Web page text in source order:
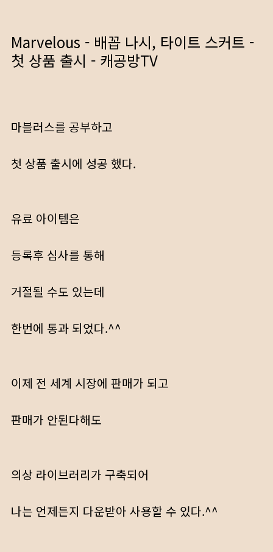
Marvelous - 배꼽 나시, 타이트 스커트 -
첫 상품 출시 - 캐공방TV
마블러스를 공부하고
첫 상품 출시에 성공 했다.
유료 아이템은
등록후 심사를 통해
거절될 수도 있는데
한번에 통과 되었다.^^
이제 전 세계 시장에 판매가 되고
판매가 안된다해도
의상 라이브러리가 구축되어
나는 언제든지 다운받아 사용할 수 있다.^^